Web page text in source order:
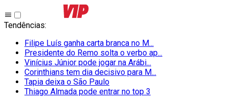
Tendências:
Filipe Luís ganha carta branca no M...
Presidente do Remo solta o verbo ap...
Vinícius Júnior pode jogar na Arábi...
Corinthians tem dia decisivo para M...
Tapia deixa o São Paulo
Thiago Almada pode entrar no top 3